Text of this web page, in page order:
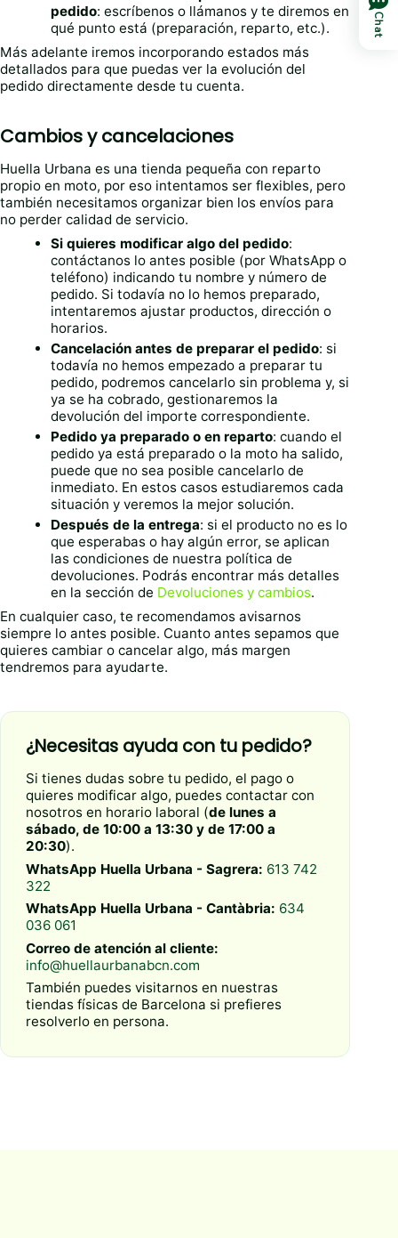
pedido: escríbenos o llámanos y te diremos en
qué punto está (preparación, reparto, etc.).
Más adelante iremos incorporando estados más
detallados para que puedas ver la evolución del
pedido directamente desde tu cuenta.
Cambios y cancelaciones
Huella Urbana es una tienda pequeña con reparto
propio en moto, por eso intentamos ser flexibles, pero
también necesitamos organizar bien los envíos para
no perder calidad de servicio.
Si quieres modificar algo del pedido:
contáctanos lo antes posible (por WhatsApp o
teléfono) indicando tu nombre y número de
pedido. Si todavía no lo hemos preparado,
intentaremos ajustar productos, dirección o
horarios.
Cancelación antes de preparar el pedido: si
todavía no hemos empezado a preparar tu
pedido, podremos cancelarlo sin problema y, si
ya se ha cobrado, gestionaremos la
devolución del importe correspondiente.
Pedido ya preparado o en reparto: cuando el
pedido ya está preparado o la moto ha salido,
puede que no sea posible cancelarlo de
inmediato. En estos casos estudiaremos cada
situación y veremos la mejor solución.
Después de la entrega: si el producto no es lo
que esperabas o hay algún error, se aplican
las condiciones de nuestra política de
devoluciones. Podrás encontrar más detalles
en la sección de Devoluciones y cambios.
En cualquier caso, te recomendamos avisarnos
siempre lo antes posible. Cuanto antes sepamos que
quieres cambiar o cancelar algo, más margen
tendremos para ayudarte.
¿Necesitas ayuda con tu pedido?
Si tienes dudas sobre tu pedido, el pago o
quieres modificar algo, puedes contactar con
nosotros en horario laboral (de lunes a
sábado, de 10:00 a 13:30 y de 17:00 a
20:30).
WhatsApp Huella Urbana - Sagrera: 613 742
322
WhatsApp Huella Urbana - Cantàbria: 634
036 061
Correo de atención al cliente:
info@huellaurbanabcn.com
También puedes visitarnos en nuestras
tiendas físicas de Barcelona si prefieres
resolverlo en persona.
Chat